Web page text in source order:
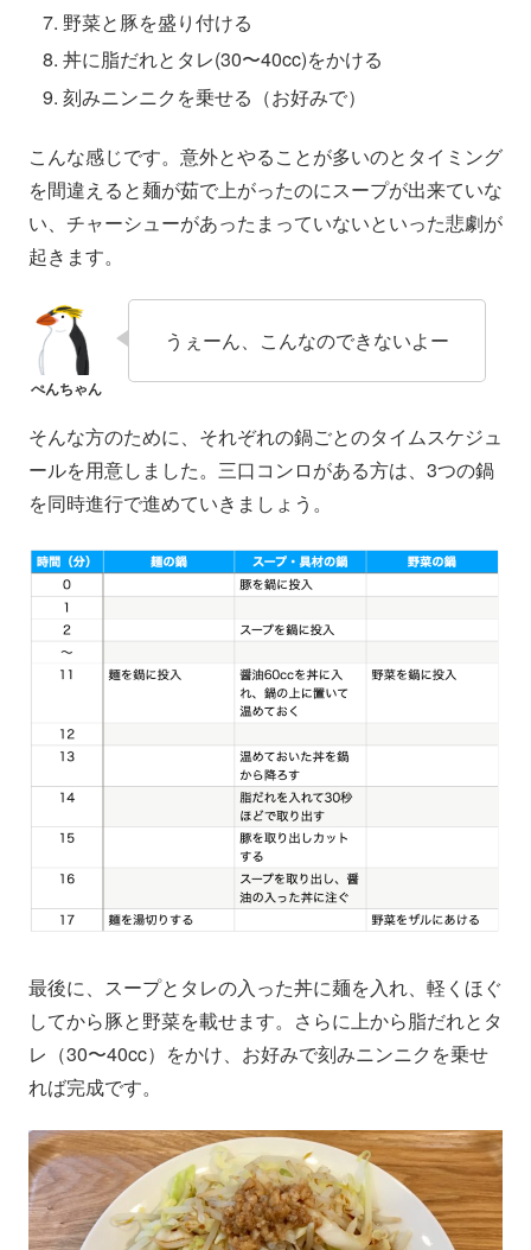
野菜と豚を盛り付ける
丼に脂だれとタレ(30〜40cc)をかける
刻みニンニクを乗せる（お好みで）
こんな感じです。意外とやることが多いのとタイミング
を間違えると麺が茹で上がったのにスープが出来ていな
い、チャーシューがあったまっていないといった悲劇が
起きます。
うぇーん、こんなのできないよー
そんな方のために、それぞれの鍋ごとのタイムスケジュ
ールを用意しました。三口コンロがある方は、3つの鍋
を同時進行で進めていきましょう。
最後に、スープとタレの入った丼に麺を入れ、軽くほぐ
してから豚と野菜を載せます。さらに上から脂だれとタ
レ（30〜40cc）をかけ、お好みで刻みニンニクを乗せ
れば完成です。